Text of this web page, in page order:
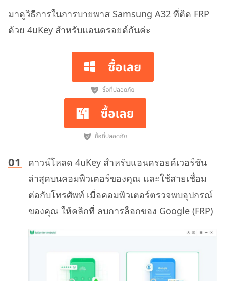
มาดูวิธีการในการบายพาส Samsung A32 ที่ติด FRP
ด้วย 4uKey สำหรับแอนดรอยด์กันค่ะ
ดาวน์โหลด 4uKey สำหรับแอนดรอยด์เวอร์ชัน
ล่าสุดบนคอมพิวเตอร์ของคุณ และใช้สายเชื่อม
ต่อกับโทรศัพท์ เมื่อคอมพิวเตอร์ตรวจพบอุปกรณ์
ของคุณ ให้คลิกที่ ลบการล็อกของ Google (FRP)